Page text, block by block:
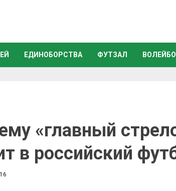
ЕДИНОБОРСТВА ФУТЗАЛ
«главный
в российский